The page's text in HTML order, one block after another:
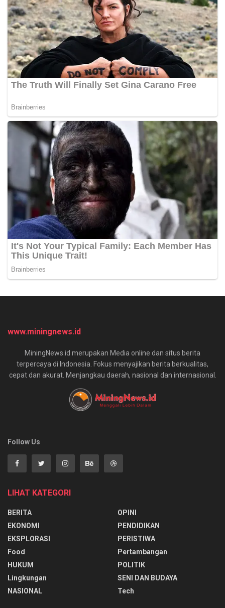
www.miningnews.id
MiningNews.id merupakan Media online dan situs berita
terpercaya di Indonesia. Fokus menyajikan berita berkualitas,
cepat dan akurat. Menjangkau daerah, nasional dan internasional.
Follow Us
LIHAT KATEGORI
BERITA
EKONOMI
EKSPLORASI
Food
HUKUM
Lingkungan
NASIONAL
OPINI
PENDIDIKAN
PERISTIWA
Pertambangan
POLITIK
SENI DAN BUDAYA
Tech